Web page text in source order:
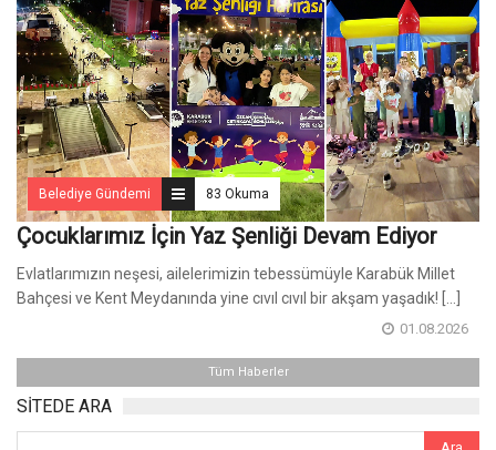
Belediye Gündemi 83 Okuma
Çocuklarımız İçin Yaz Şenliği Devam Ediyor
Evlatlarımızın neşesi, ailelerimizin tebessümüyle Karabük Millet
Bahçesi ve Kent Meydanında yine cıvıl cıvıl bir akşam yaşadık! [...]
01.08.2026
Tüm Haberler
SİTEDE ARA